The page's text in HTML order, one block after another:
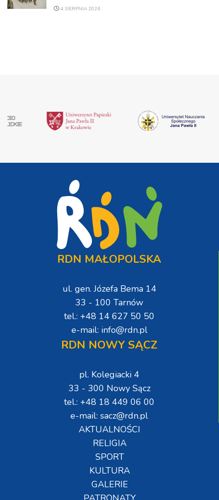
4 SIERPNIA 2026
RDN MAŁOPOLSKA
ul. gen. Józefa Bema 14
33 - 100 Tarnów
tel.: +48 14 627 50 50
e-mail: info@rdn.pl
RDN NOWY SĄCZ
pl. Kolegiacki 4
33 - 300 Nowy Sącz
tel.: +48 18 449 06 00
e-mail: sacz@rdn.pl
AKTUALNOŚCI
RELIGIA
SPORT
KULTURA
GALERIE